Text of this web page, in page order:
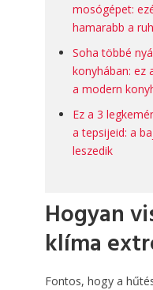
mosógépet:
hamarabb a
Soha többé
konyhában: ez
a modern
Ez a 3
a tepsijeid: a
leszedik
Hogyan
klíma
Fontos, hogy a